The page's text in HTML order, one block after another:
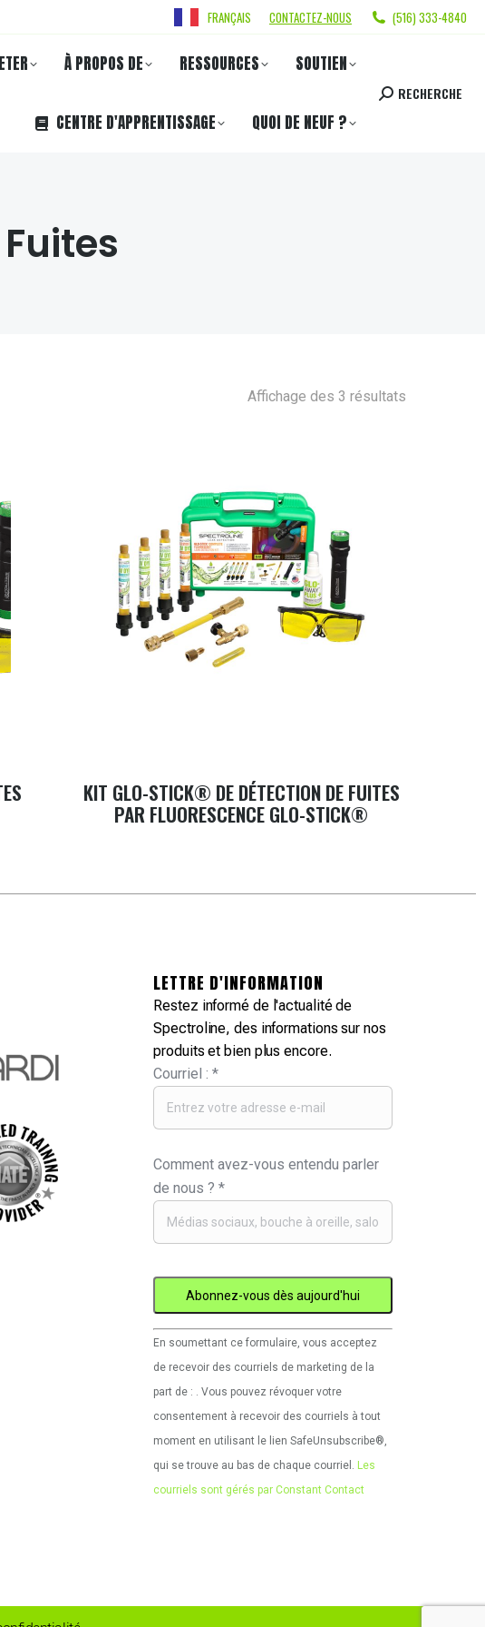
FRANÇAIS CONTACTEZ-NOUS (516) 333-4840
À PROPOS DE RESSOURCES SOUTIEN
CENTRE D'APPRENTISSAGE QUOI DE NEUF ?
RECHERCHE
Affichage des 3 résultats
KIT GLO-STICK® DE DÉTECTION DE FUITES
PAR FLUORESCENCE GLO-STICK®
LETTRE D'INFORMATION
Restez informé de l'actualité de
Spectroline, des informations sur nos
produits et bien plus encore.
Courriel :*
Comment avez-vous entendu parler
de nous ?*
Utilisation
de
Constant
Contact.
Veuillez
laisser
En soumettant ce formulaire, vous acceptez
de recevoir des courriels de marketing de la
part de : . Vous pouvez révoquer votre
consentement à recevoir des courriels à tout
moment en utilisant le lien SafeUnsubscribe®,
qui se trouve au bas de chaque courriel. Les
courriels sont gérés par Constant Contact